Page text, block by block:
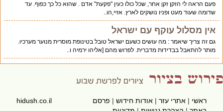
פעם הראה לי הזקן זקן אחר, שכל כולו כעין "פקעת" אדם . שהוא כל כך כפוף. עד
שדומה שעוד מעט ופניו נושקים לארץ. אזיי,הו..
אין מסלול עוקף עם ישראל
גם זה צריך שיאמר : מה עושים כשעם ישראל טובל בטינופת מוסרית מנוער מערכיו.
מותר להתאבל בבדידות מדברית. לפרוש מהם [אליהו ירמיה ו..
ראשי|אתרי עזר|אודות חידוש|פרסם
hidush.co.il